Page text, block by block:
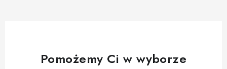
Pomożemy Ci w wyborze